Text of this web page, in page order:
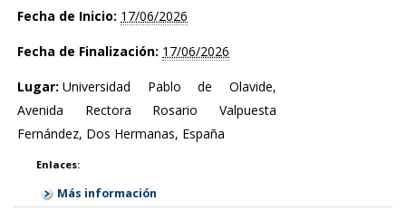
Fecha de Inicio: 17/06/2026
Fecha de Finalización: 17/06/2026
Lugar: Universidad Pablo de Olavide,
Avenida Rectora Rosario Valpuesta
Fernández, Dos Hermanas, España
Enlaces:
Más información